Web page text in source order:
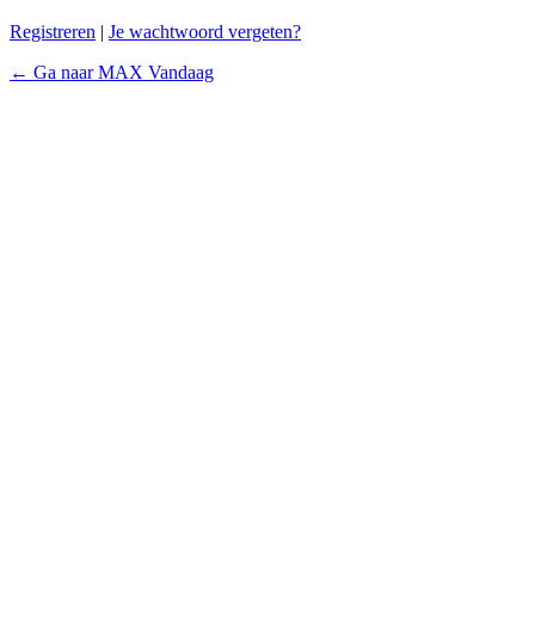
Registreren | Je wachtwoord vergeten?
← Ga naar MAX Vandaag